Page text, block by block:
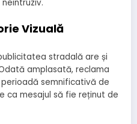
Vizuală
stradală are și
amplasată, reclama
semnificativă de
ca mesajul să fie reținut de